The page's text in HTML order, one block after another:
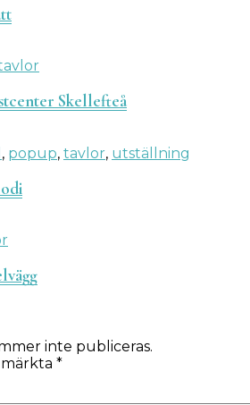
Skellefteå
, popup, tavlor, utställning
inte publiceras.
*